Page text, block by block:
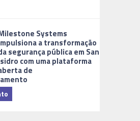
Systems
a transformação
segurança pública em San
com uma plataforma
de